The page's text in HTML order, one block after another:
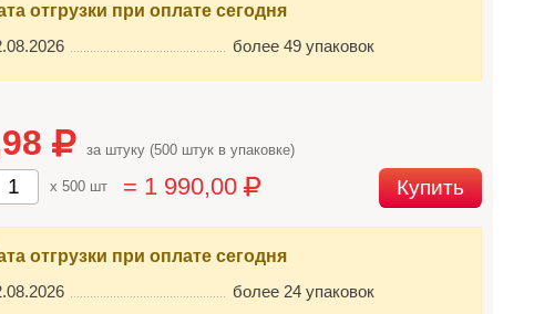
отгрузки при оплате сегодня
более 49 упаковок
за штуку (500 штук в упаковке)
x 500 шт = 1 990,00 Купить
отгрузки при оплате сегодня
более 24 упаковок